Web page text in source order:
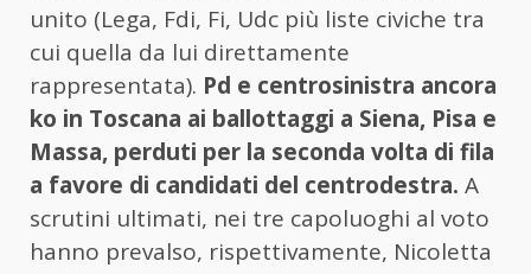
unito (Lega, Fdi, Fi, Udc più liste civiche tra
cui quella da lui direttamente
rappresentata). Pd e centrosinistra ancora
ko in Toscana ai ballottaggi a Siena, Pisa e
Massa, perduti per la seconda volta di fila
a favore di candidati del centrodestra. A
scrutini ultimati, nei tre capoluoghi al voto
hanno prevalso, rispettivamente, Nicoletta